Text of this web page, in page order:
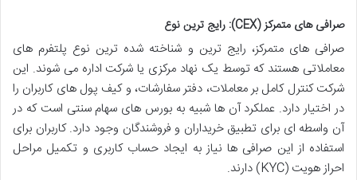
صرافی های متمرکز (CEX): رایج ترین نوع
صرافی های متمرکز، رایج ترین و شناخته شده ترین نوع پلتفرم های
معاملاتی هستند که توسط یک نهاد مرکزی یا شرکت اداره می شوند. این
شرکت کنترل کامل بر معاملات، دفتر سفارشات، و کیف پول های کاربران را
در اختیار دارد. عملکرد آن ها شبیه به بورس های سهام سنتی است که در
آن واسطه ای برای تطبیق خریداران و فروشندگان وجود دارد. کاربران برای
استفاده از این صرافی ها نیاز به ایجاد حساب کاربری و تکمیل مراحل
احراز هویت (KYC) دارند.